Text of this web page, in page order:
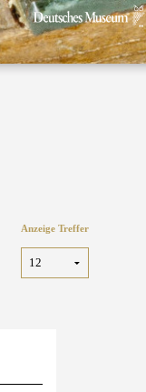
Anzeige Treffer